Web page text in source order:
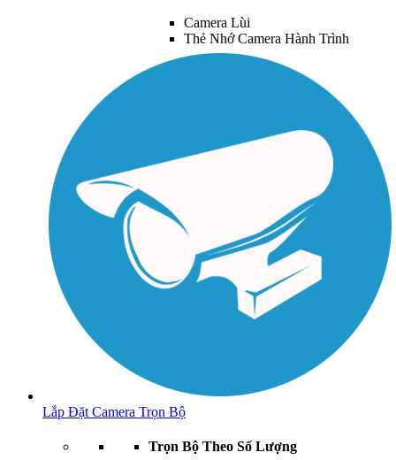
Camera Lùi
Thẻ Nhớ Camera Hành Trình
Lắp Đặt Camera Trọn Bộ
Trọn Bộ Theo Số Lượng